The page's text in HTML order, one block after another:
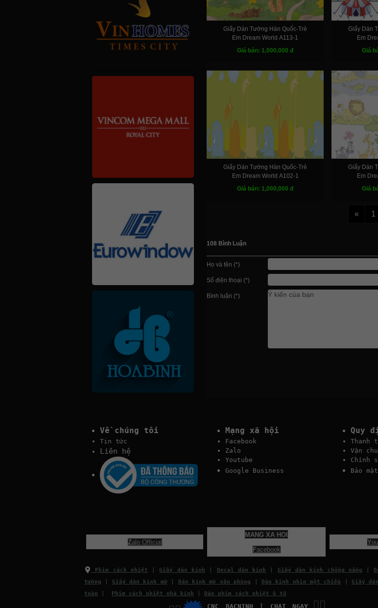
Giấy Dán Tường Hàn Quốc-Trẻ
Em Dream World A113-1
Giá bán: 1,000,000 đ
Giấy Dán
Em
Giá
Giấy Dán Tường Hàn Quốc-Trẻ
Em Dream World A102-1
Giá bán: 1,000,000 đ
Giấy Dán
Em
Giá
« 1
108 Bình Luận
Họ và tên (*)
Số điện thoại (*)
Bình luận (*)
Về chúng tôi
Tin tức
Liên hệ
Mạng xã hội
Facebook
Zalo
Youtube
Google Business
Quy
Thanh
Vận
Chính
Bảo
Zalo Official
MANG XA HOI
Facebook
Y
Phim cách nhiệt Giấy dán kính Decal dán kính Giấy dán kính chống nắng
tường
Giấy dán kính mờ Dán kính mờ văn phòng Dán kính nhìn một chiều Giấy
toàn
Phim cách nhiệt nhà kính Dán phim cách nhiệt ô tô
CNC BACNINH | CHAT NGAY 👉🏽